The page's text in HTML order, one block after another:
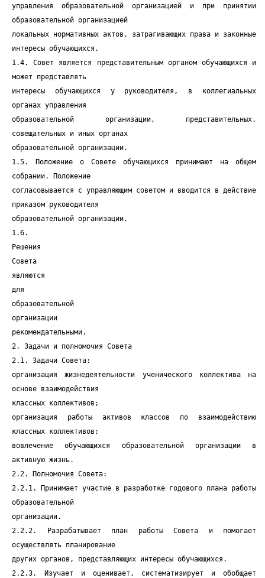
управления образовательной организацией и при принятии
образовательной организацией
локальных нормативных актов, затрагивающих права и законные
интересы обучающихся.
1.4. Совет является представительным органом обучающихся и
может представлять
интересы обучающихся у руководителя, в коллегиальных
органах управления
образовательной организации, представительных,
совещательных и иных органах
образовательной организации.
1.5. Положение о Совете обучающихся принимают на общем
собрании. Положение
согласовывается с управляющим советом и вводится в действие
приказом руководителя
образовательной организации.
1.6.
Решения
Совета
являются
для
образовательной
организации
рекомендательными.
2. Задачи и полномочия Совета
2.1. Задачи Совета:
организация жизнедеятельности ученического коллектива на
основе взаимодействия
классных коллективов;
организация работы активов классов по взаимодействию
классных коллективов;
вовлечение обучающихся образовательной организации в
активную жизнь.
2.2. Полномочия Совета:
2.2.1. Принимает участие в разработке годового плана работы
образовательной
организации.
2.2.2. Разрабатывает план работы Совета и помогает
осуществлять планирование
других органов, представляющих интересы обучающихся.
2.2.3. Изучает и оценивает, систематизирует и обобщает